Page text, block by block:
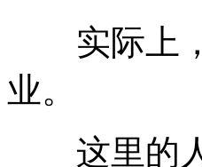
实际上，
业。
这里的人